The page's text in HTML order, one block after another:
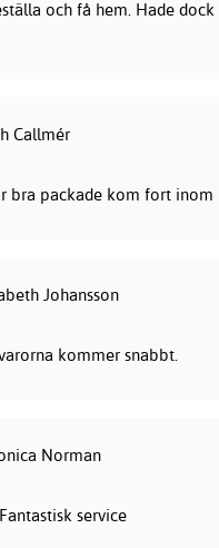
och få hem. Hade
Callmér
bra packade kom fort
Johansson
kommer snabbt.
Norman
service